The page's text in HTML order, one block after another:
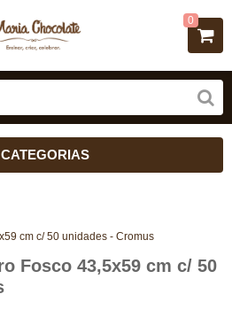
0
CATEGORIAS
cm c/ 50 unidades - Cromus
Fosco 43,5x59 cm c/ 50